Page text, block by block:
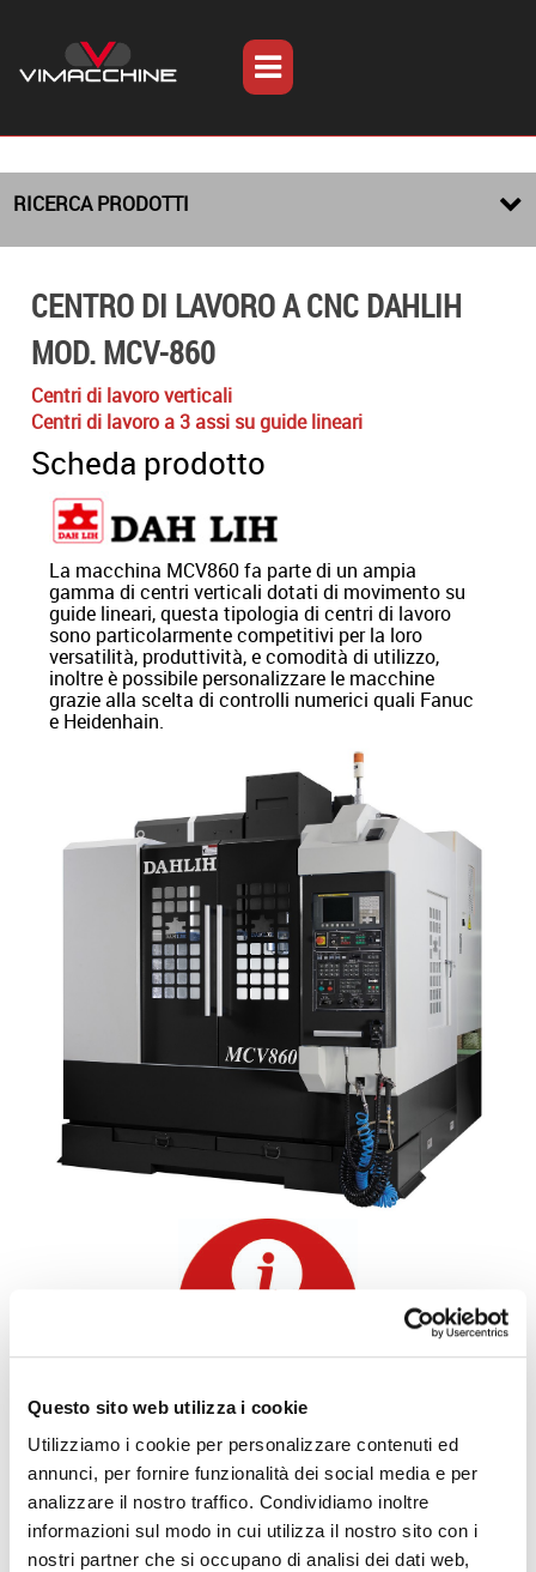
Questo sito web utilizza i cookie
Utilizziamo i cookie per personalizzare contenuti ed
annunci, per fornire funzionalità dei social media e per
analizzare il nostro traffico. Condividiamo inoltre
informazioni sul modo in cui utilizza il nostro sito con i
nostri partner che si occupano di analisi dei dati web,
RICERCA PRODOTTI
CENTRO DI LAVORO A CNC DAHLIH
MOD. MCV-860
Centri di lavoro verticali
Centri di lavoro a 3 assi su guide lineari
Scheda prodotto
La macchina MCV860 fa parte di un ampia
gamma di centri verticali dotati di movimento su
guide lineari, questa tipologia di centri di lavoro
sono particolarmente competitivi per la loro
versatilità, produttività, e comodità di utilizzo,
inoltre è possibile personalizzare le macchine
grazie alla scelta di controlli numerici quali Fanuc
e Heidenhain.
info e preventivi